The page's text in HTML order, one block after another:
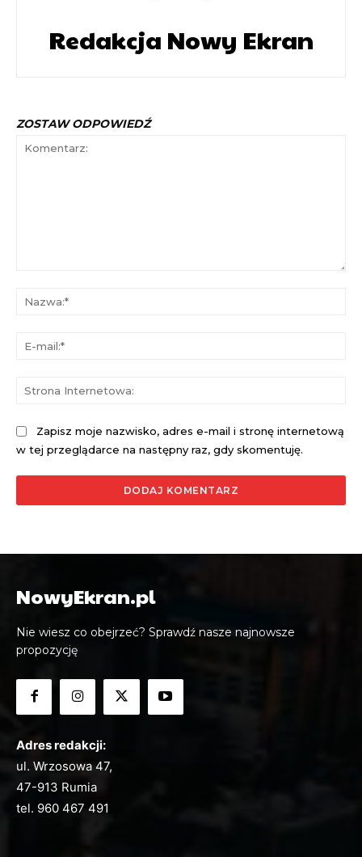
Redakcja Nowy Ekran
ZOSTAW ODPOWIEDŹ
Zapisz moje nazwisko, adres e-mail i stronę internetową
w tej przeglądarce na następny raz, gdy skomentuję.
NowyEkran.pl
Nie wiesz co obejrzeć? Sprawdź nasze najnowsze
propozycję
Adres redakcji:
ul. Wrzosowa 47,
47-913 Rumia
tel. 960 467 491